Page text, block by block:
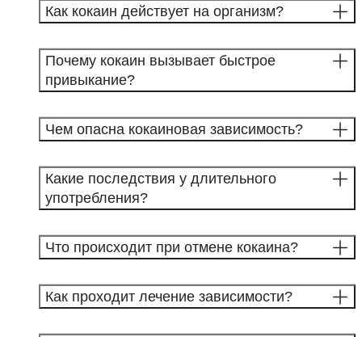
Как кокаин действует на организм?
Почему кокаин вызывает быстрое
привыкание?
Чем опасна кокаиновая зависимость?
Какие последствия у длительного
употребления?
Что происходит при отмене кокаина?
Как проходит лечение зависимости?